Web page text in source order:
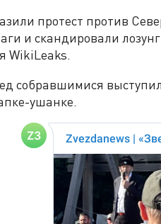
протест против
и скандировали
WikiLeaks.
собравшимися
ушанке.